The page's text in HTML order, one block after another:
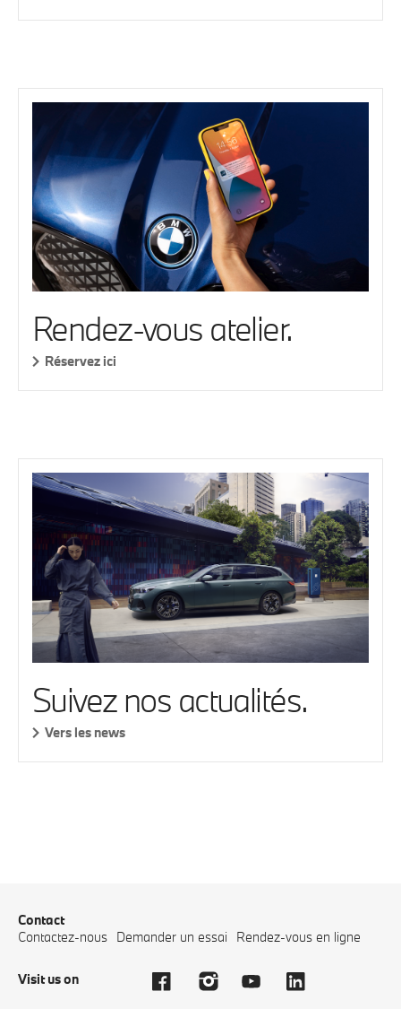
Rendez-vous atelier.
Réservez ici
Suivez nos actualités.
Vers les news
Contact
Contactez-nous Demander un essai Rendez-vous en ligne
Visit us on